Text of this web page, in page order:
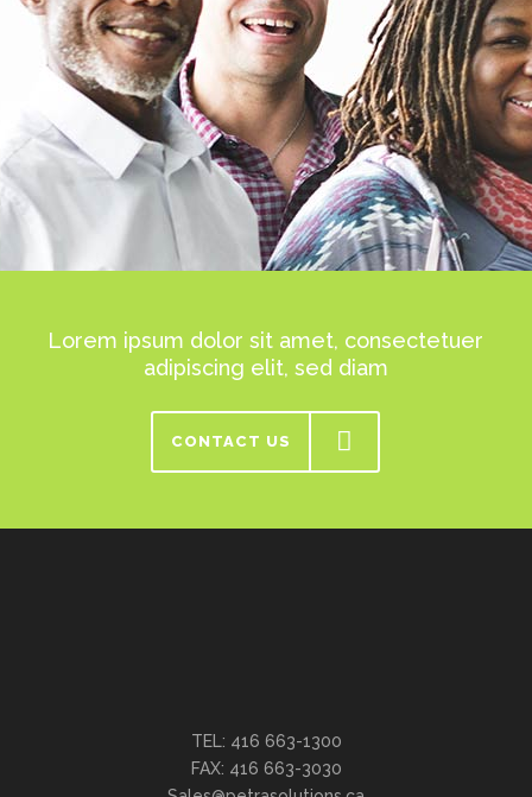
Lorem ipsum dolor sit amet, consectetuer
adipiscing elit, sed diam
CONTACT US
TEL: 416 663-1300
FAX: 416 663-3030